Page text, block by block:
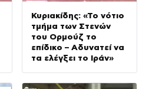
Κυριακίδης: «Το νότιο
τμήμα των Στενών
του Ορμούζ το
επίδικο – Αδυνατεί να
τα ελέγξει το Ιράν»